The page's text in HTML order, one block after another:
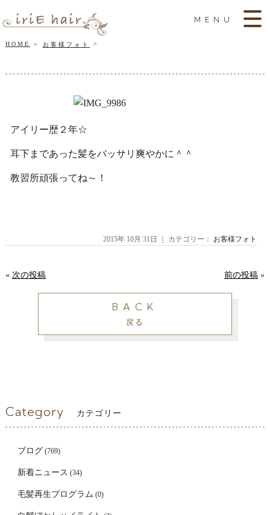
MENU
HOME お客様フォト
アイリー歴２年☆
耳下まであった髪をバッサリ爽やかに＾＾
教習所頑張ってね～！
2015年 10月 31日 ｜ カテゴリー： お客様フォト
« 次の投稿 前の投稿 »
BACK
戻る
Category カテゴリー
ブログ (769)
新着ニュース (34)
毛髪再生プログラム (0)